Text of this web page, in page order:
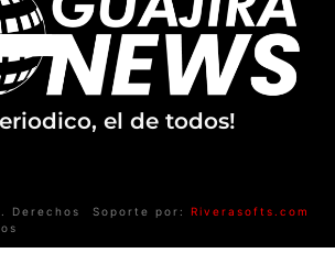
el de todos!
Derechos
Soporte por: Riverasofts.com